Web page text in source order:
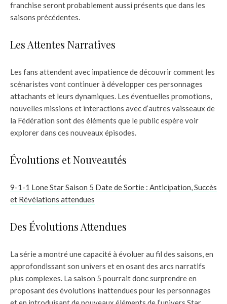
franchise seront probablement aussi présents que dans les
saisons précédentes.
Les Attentes Narratives
Les fans attendent avec impatience de découvrir comment les
scénaristes vont continuer à développer ces personnages
attachants et leurs dynamiques. Les éventuelles promotions,
nouvelles missions et interactions avec d’autres vaisseaux de
la Fédération sont des éléments que le public espère voir
explorer dans ces nouveaux épisodes.
Évolutions et Nouveautés
9-1-1 Lone Star Saison 5 Date de Sortie : Anticipation, Succès
et Révélations attendues
Des Évolutions Attendues
La série a montré une capacité à évoluer au fil des saisons, en
approfondissant son univers et en osant des arcs narratifs
plus complexes. La saison 5 pourrait donc surprendre en
proposant des évolutions inattendues pour les personnages